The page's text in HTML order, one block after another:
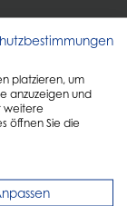
platzieren, um
anzuzeigen und
weitere
öffnen Sie die